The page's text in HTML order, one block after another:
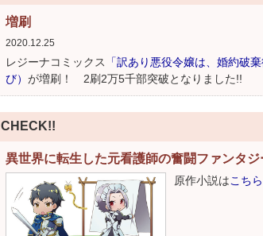
増刷
2020.12.25
レジーナコミックス
「訳あり悪役令嬢は、婚約破
び） が増刷！ 2刷2万5千部突破となりました!!
CHECK!!
異世界に転生した元看護師の奮闘ファンタジ
原作小説はこち